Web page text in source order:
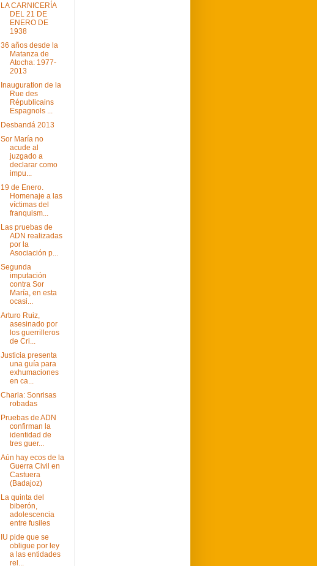
LA CARNICERÍA
DEL 21 DE
ENERO DE
1938
36 años desde la
Matanza de
Atocha: 1977-
2013
Inauguration de la
Rue des
Républicains
Espagnols ...
Desbandá 2013
Sor María no
acude al
juzgado a
declarar como
impu...
19 de Enero.
Homenaje a las
víctimas del
franquism...
Las pruebas de
ADN realizadas
por la
Asociación p...
Segunda
imputación
contra Sor
María, en esta
ocasi...
Arturo Ruiz,
asesinado por
los guerrilleros
de Cri...
Justicia presenta
una guía para
exhumaciones
en ca...
Charla: Sonrisas
robadas
Pruebas de ADN
confirman la
identidad de
tres guer...
Aún hay ecos de la
Guerra Civil en
Castuera
(Badajoz)
La quinta del
biberón,
adolescencia
entre fusiles
IU pide que se
obligue por ley
a las entidades
rel...